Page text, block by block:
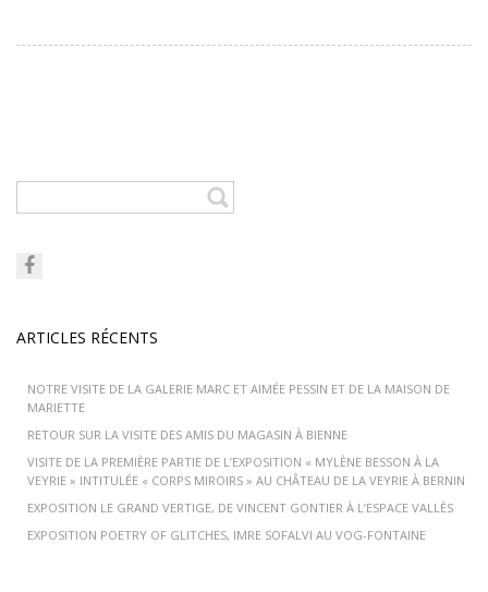
ARTICLES RÉCENTS
NOTRE VISITE DE LA GALERIE MARC ET AIMÉE PESSIN ET DE LA MAISON DE
MARIETTE
RETOUR SUR LA VISITE DES AMIS DU MAGASIN À BIENNE
VISITE DE LA PREMIÈRE PARTIE DE L’EXPOSITION « MYLÈNE BESSON À LA
VEYRIE » INTITULÉE « CORPS MIROIRS » AU CHÂTEAU DE LA VEYRIE À BERNIN
EXPOSITION LE GRAND VERTIGE, DE VINCENT GONTIER À L’ESPACE VALLÈS
EXPOSITION POETRY OF GLITCHES, IMRE SOFALVI AU VOG-FONTAINE